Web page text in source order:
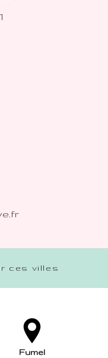
ces villes
Fumel